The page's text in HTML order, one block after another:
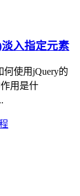
入指定元素
使用jQuery的
作用是什